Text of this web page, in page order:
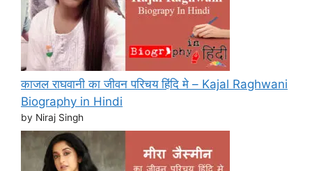
काजल राघवानी का जीवन परिचय हिंदि मे – Kajal Raghwani
Biography in Hindi
by Niraj Singh